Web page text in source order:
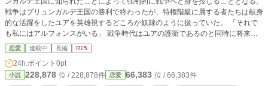
戦争はブリュンガルデ王国の勝利で終わったが、特権階級に属する者たちは献身
的な活躍をしたユアを英雄視するどころか奴隷のように扱っていた。 「それで
も私にはアルフォンスがいる」 戦争時代はユアの護衛であるのと同時に将来を
誓い合った恋人のアルフォンス。彼だけが今のユアの心の支えであったが、そん
なアルフォンスも半年以上ユアの前に姿を見せてはいなかった。 「なんで会い
に来てくれないの？」 不安ばかりが加速度的に募っていく。 王から突然の呼び
出しを受けたのは心と体が悲鳴を上げているまさにそんなときだった──。
恋愛 連載中 長編 R15
24h.ポイント 0pt
小説 228,878 位 / 228,878件 恋愛 66,383 位 / 66,383件